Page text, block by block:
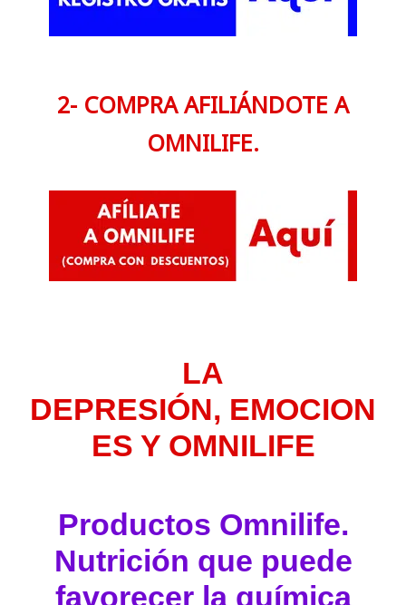
2- COMPRA AFILIÁNDOTE A
OMNILIFE.
LA
DEPRESIÓN, EMOCION
ES Y OMNILIFE
Productos Omnilife.
Nutrición que puede
favorecer la química